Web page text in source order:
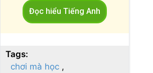
Đọc hiểu Tiếng Anh
Tags:
chơi mà học